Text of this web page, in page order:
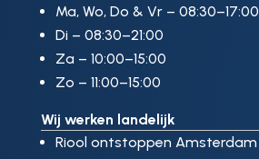
Ma, Wo, Do & Vr – 08:30–17:00
Di – 08:30–21:00
Za – 10:00–15:00
Zo – 11:00–15:00
Wij werken landelijk
Riool ontstoppen Amsterdam